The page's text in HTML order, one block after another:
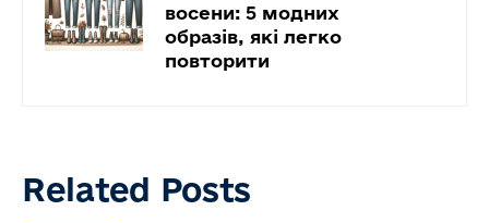
восени: 5 модних
образів, які легко
повторити
Related Posts